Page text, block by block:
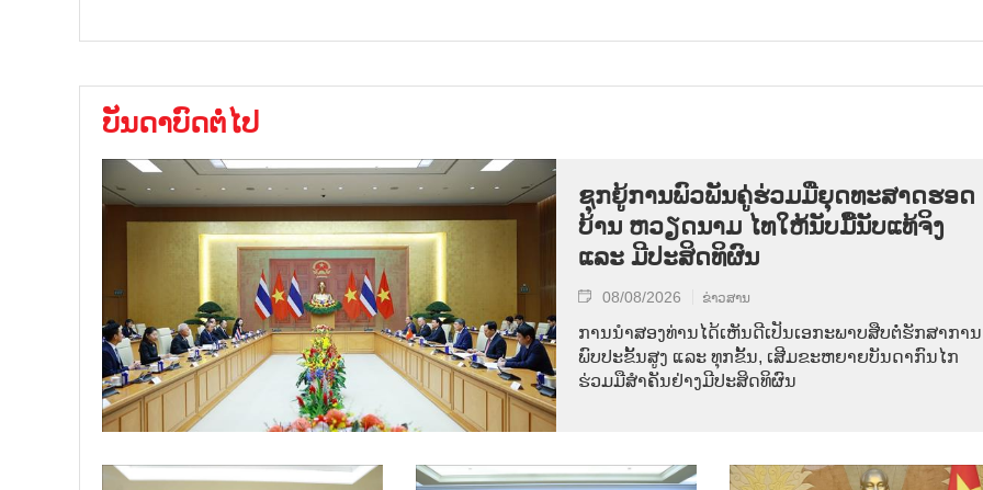
ບັນດາບົດຕໍ່ໄປ
ຊຸກ​ຍູ້​ການ​ພົວ​ພັນ​ຄູ່​ຮ່ວມ​ມື​ຍຸດ​ທະ​ສາດ​ຮອດ​
ບ້ານ ຫວຽດ​ນາມ ໄທ​ໃຫ້​ນັບ​ມື້​ນັບ​ແທ້​ຈິງ
ແລະ ມີ​ປະ​ສິດ​ທິ​ຜົນ
08/08/2026 ຂ່າວສານ
ການ​ນຳ​ສອງ​ທ່ານ​ໄດ້​ເຫັນ​ດີ​ເປັນ​ເອ​ກະ​ພາບ​ສືບ​ຕໍ່​ຮັກ​ສາ​ການ​
ພົບ​ປະ​ຂັ້ນ​ສູງ ແລະ ທຸກ​ຂັ້ນ, ເສີມ​ຂະ​ຫຍາຍ​ບັນ​ດາ​ກົນ​ໄກ​
ຮ່ວມ​ມື​ສຳ​ຄັນ​ຢ່າງ​ມີ​ປະ​ສິດ​ທິ​ຜົນ